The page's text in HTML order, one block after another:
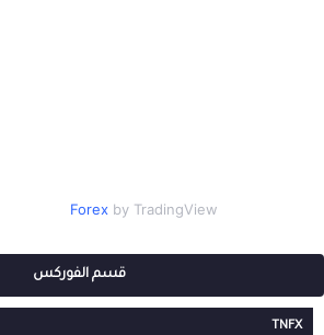
Forexby TradingView
قسم الفوركس
TNFX